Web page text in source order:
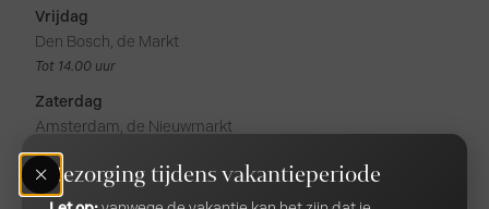
Vrijdag
Den Bosch, de Markt
Tot 14.00 uur
Zaterdag
Amsterdam, de Nieuwmarkt
Tot 17.00 uur
Amsterdam, de Noordermarkt
Tot 17.00 uur
Bezorging tijdens vakantieperiode